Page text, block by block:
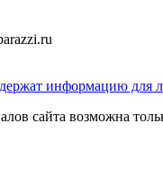
информацию для
сайта возможна